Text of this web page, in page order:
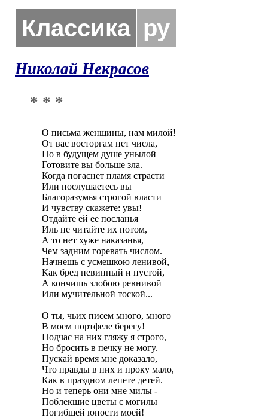
Классика ру
Николай Некрасов
* * *
О письма женщины, нам милой!
От вас восторгам нет числа,
Но в будущем душе унылой
Готовите вы больше зла.
Когда погаснет пламя страсти
Или послушаетесь вы
Благоразумья строгой власти
И чувству скажете: увы!
Отдайте ей ее посланья
Иль не читайте их потом,
А то нет хуже наказанья,
Чем задним горевать числом.
Начнешь с усмешкою ленивой,
Как бред невинный и пустой,
А кончишь злобою ревнивой
Или мучительной тоской...
О ты, чьих писем много, много
В моем портфеле берегу!
Подчас на них гляжу я строго,
Но бросить в печку не могу.
Пускай время мне доказало,
Что правды в них и проку мало,
Как в праздном лепете детей.
Но и теперь они мне милы -
Поблекшие цветы с могилы
Погибшей юности моей!